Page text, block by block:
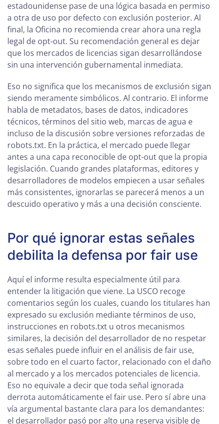
estadounidense pase de una lógica basada en permiso
a otra de uso por defecto con exclusión posterior. Al
final, la Oficina no recomienda crear ahora una regla
legal de opt-out. Su recomendación general es dejar
que los mercados de licencias sigan desarrollándose
sin una intervención gubernamental inmediata.
Eso no significa que los mecanismos de exclusión sigan
siendo meramente simbólicos. Al contrario. El informe
habla de metadatos, bases de datos, indicadores
técnicos, términos del sitio web, marcas de agua e
incluso de la discusión sobre versiones reforzadas de
robots.txt. En la práctica, el mercado puede llegar
antes a una capa reconocible de opt-out que la propia
legislación. Cuando grandes plataformas, editores y
desarrolladores de modelos empiecen a usar señales
más consistentes, ignorarlas se parecerá menos a un
descuido operativo y más a una decisión consciente.
Por qué ignorar estas señales
debilita la defensa por fair use
Aquí el informe resulta especialmente útil para
entender la litigación que viene. La USCO recoge
comentarios según los cuales, cuando los titulares han
expresado su exclusión mediante términos de uso,
instrucciones en robots.txt u otros mecanismos
similares, la decisión del desarrollador de no respetar
esas señales puede influir en el análisis de fair use,
sobre todo en el cuarto factor, relacionado con el daño
al mercado y a los mercados potenciales de licencia.
Eso no equivale a decir que toda señal ignorada
derrota automáticamente el fair use. Pero sí abre una
vía argumental bastante clara para los demandantes:
el desarrollador pasó por alto una reserva visible de